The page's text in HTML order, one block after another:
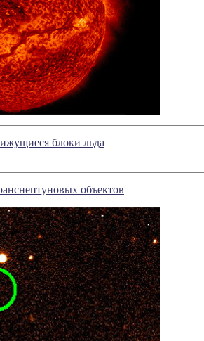
блоки льда
объектов